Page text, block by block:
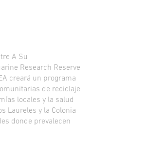
A Su
Research Reserve
creará un programa
de reciclaje
locales y la salud
Laureles y la Colonia
donde prevalecen